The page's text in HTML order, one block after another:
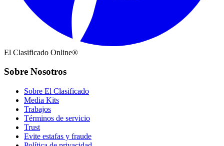
El Clasificado Online®
Sobre Nosotros
Sobre El Clasificado
Media Kits
Trabajos
Términos de servicio
Trust
Evite estafas y fraude